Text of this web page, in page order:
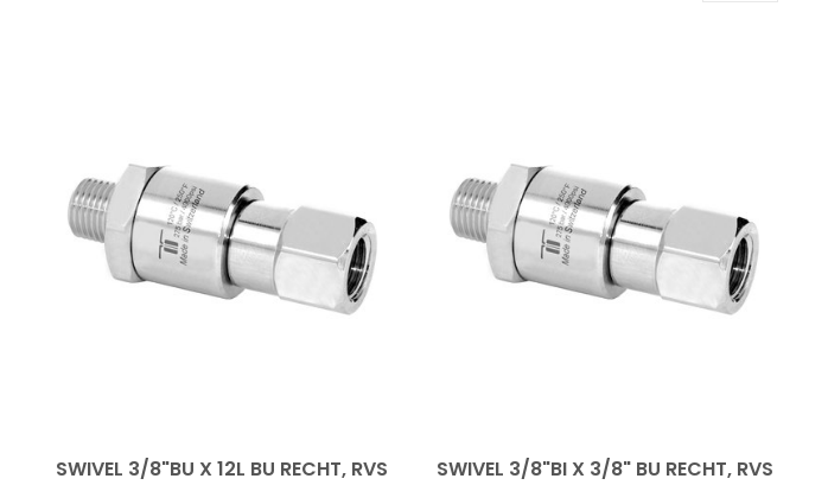
SWIVEL 3/8"BU X 12L BU RECHT, RVS SWIVEL 3/8"BI X 3/8" BU RECHT, RVS